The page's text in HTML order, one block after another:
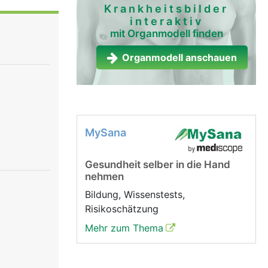
und die
Krankheitsbilder
interaktiv
mit Organmodell finden
Organmodell anschauen
MySana
Gesundheit selber in die Hand
nehmen
Bildung, Wissenstests,
Risikoschätzung
Mehr zum Thema